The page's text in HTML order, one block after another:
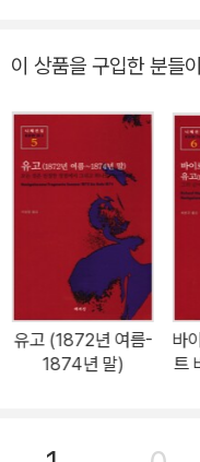
본인을 ‘망치를 든 철학자’
동적으로 자신의 삶을 창
에 이를 존재로 보았다. 초
로운 가치를 만들어내는
《차라투스트라는 이렇게
넘어 실존주의와 포스트
의 탄생》(1872)에서 생의
이상학으로 고찰했으며,
문화에 대한 회의를 표명
으로 하였다. 이 사상은 《
등을 역임했다. 현재 포스
니체가 그랬듯 인간 실존
고 있다. 『니체의 사악한 말
시대의 소크라테스』 『전
권하다』 『균형이라는 삶의
나 아렌트의 정치 강의』 『
심의 철학』 『니체의 인생
선언』 『인간의 조건』 『글
트라는 이렇게 말했다』
중에게 철학으로 사유하는
이 상품을 구입한 분들
유고 (1872년 여름-
1874년 말)
바
트